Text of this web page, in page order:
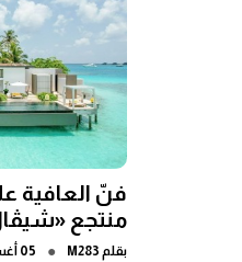
فنّ العافية
منتجع
بقلم M283
● 05 أغسطس 2026